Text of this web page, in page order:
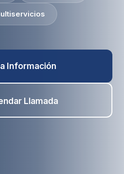
Información
Llamada